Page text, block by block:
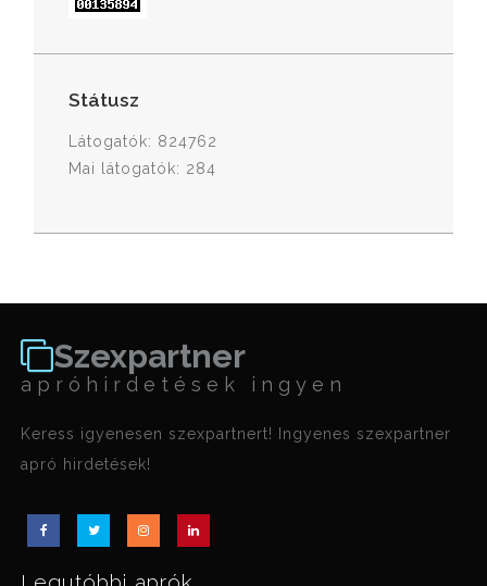
Státusz
Látogatók: 824762
Mai látogatók: 284
Szexpartner
apróhirdetések ingyen
Keress igyenesen szexpartnert! Ingyenes szexpartner
apró hirdetések!